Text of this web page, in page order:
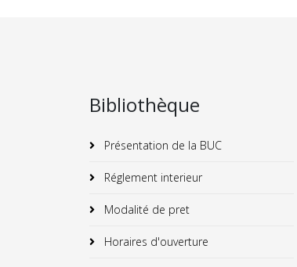
Bibliothèque
Présentation de la BUC
Réglement interieur
Modalité de pret
Horaires d'ouverture